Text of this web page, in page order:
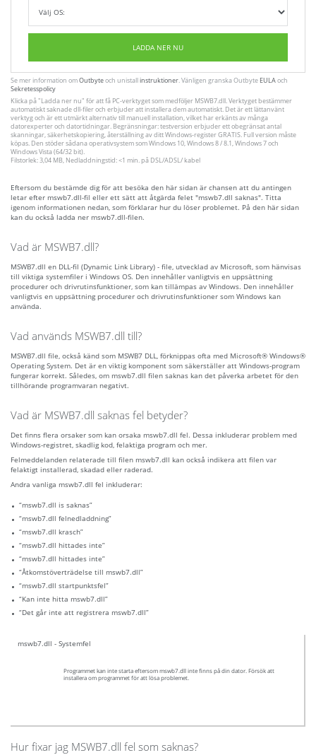
LADDA NER NU
Se mer information omOutbyteoch unistallinstruktioner. Vänligen granska Outbyte EULAoch
Sekretesspolicy
Klicka på"Ladda ner nu" för att få PC-verktyget som medföljer MSWB7.dll. Verktyget bestämmer
automatiskt saknade dll-filer och erbjuder att installera dem automatiskt. Det är ett lättanvänt
verktyg och är ett utmärkt alternativ till manuell installation, vilket har erkänts av många
datorexperter och datortidningar. Begränsningar: testversion erbjuder ett obegränsat antal
skanningar, säkerhetskopiering, återställning av ditt Windows-register GRATIS. Full version måste
köpas. Den stöder sådana operativsystem som Windows 10, Windows 8 / 8.1, Windows 7 och
Windows Vista (64/32 bit).
Filstorlek: 3,04 MB, Nedladdningstid: <1 min. på DSL/ADSL/ kabel
Eftersom du bestämde dig för att besöka den här sidan är chansen att du antingen
letar efter mswb7.dll-fil eller ett sätt att åtgärda felet "mswb7.dll saknas". Titta
igenom informationen nedan, som förklarar hur du löser problemet. På den här sidan
kan du också ladda ner mswb7.dll-filen.
Vad är MSWB7.dll?
MSWB7.dll en DLL-fil (Dynamic Link Library) - file, utvecklad av Microsoft, som hänvisas
till viktiga systemfiler i Windows OS. Den innehåller vanligtvis en uppsättning
procedurer och drivrutinsfunktioner, som kan tillämpas av Windows. Den innehåller
vanligtvis en uppsättning procedurer och drivrutinsfunktioner som Windows kan
använda.
Vad används MSWB7.dll till?
MSWB7.dll file, också känd som MSWB7 DLL, förknippas ofta med Microsoft® Windows®
Operating System. Det är en viktig komponent som säkerställer att Windows-program
fungerar korrekt. Således, om mswb7.dll filen saknas kan det påverka arbetet för den
tillhörande programvaran negativt.
Vad är MSWB7.dll saknas fel betyder?
Det finns flera orsaker som kan orsaka mswb7.dll fel. Dessa inkluderar problem med
Windows-registret, skadlig kod, felaktiga program och mer.
Felmeddelanden relaterade till filen mswb7.dll kan också indikera att filen var
felaktigt installerad, skadad eller raderad.
Andra vanliga mswb7.dll fel inkluderar:
“mswb7.dll is saknas”
“mswb7.dll felnedladdning”
“mswb7.dll krasch”
“mswb7.dll hittades inte”
“mswb7.dll hittades inte”
“Åtkomstöverträdelse till mswb7.dll”
“mswb7.dll startpunktsfel”
“Kan inte hitta mswb7.dll”
“Det går inte att registrera mswb7.dll”
mswb7.dll - Systemfel
Programmet kan inte starta eftersom mswb7.dll inte finns på din dator. Försök att
installera om programmet för att lösa problemet.
Hur fixar jag MSWB7.dll fel som saknas?